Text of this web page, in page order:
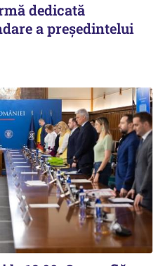
dedicată
a președintelui